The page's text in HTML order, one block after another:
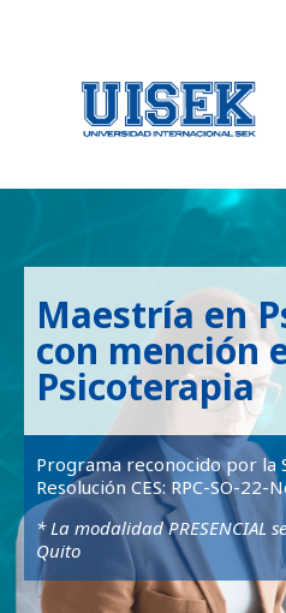
Maestría en
con mención
Psicoterapia
Programa reconocido por la
Resolución CES: RPC-SO-
* La modalidad PRESENCIAL
Quito